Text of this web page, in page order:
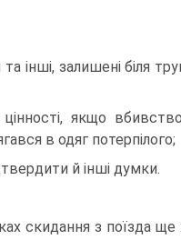
інші, залишені біля
якщо
в одяг потерпілого;
й інші думки.
скидання з поїзда